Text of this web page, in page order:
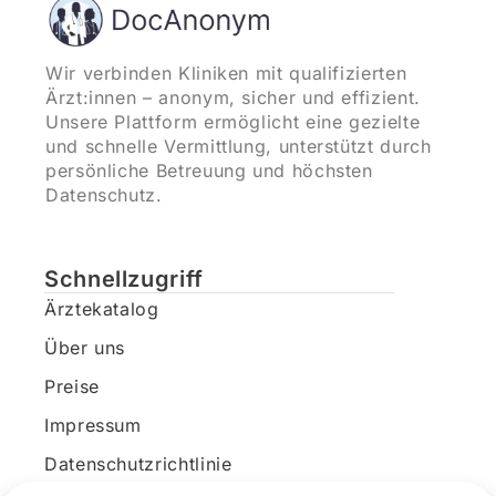
Wir verbinden Kliniken mit qualifizierten
Ärzt:innen – anonym, sicher und effizient.
Unsere Plattform ermöglicht eine gezielte
und schnelle Vermittlung, unterstützt durch
persönliche Betreuung und höchsten
Datenschutz.
Schnellzugriff
Ärztekatalog
Über uns
Preise
Impressum
Datenschutzrichtlinie